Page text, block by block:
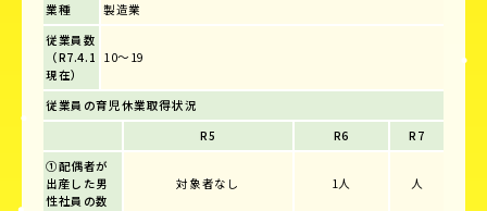
業種
製造業
従業員数
（R7.4.1
現在）
10～19
従業員の育児休業取得状況
R5
R6
R7
①配偶者が
出産した男
性社員の数
対象者なし 1人 人